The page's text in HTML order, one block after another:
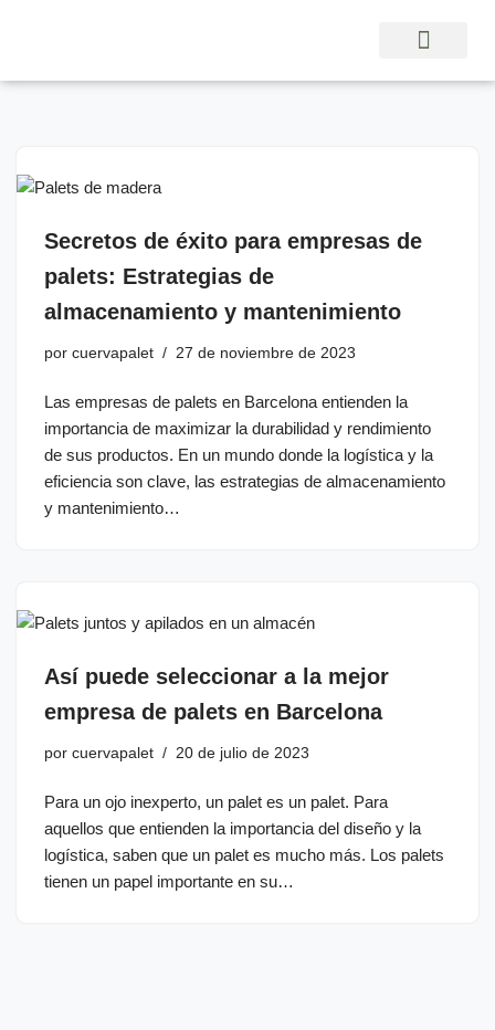
al
Secretos de éxito para empresas de
palets: Estrategias de
almacenamiento y mantenimiento
por cuervapalet 27 de noviembre de 2023
Las empresas de palets en Barcelona entienden la
importancia de maximizar la durabilidad y rendimiento
de sus productos. En un mundo donde la logística y la
eficiencia son clave, las estrategias de almacenamiento
y mantenimiento…
Así puede seleccionar a la mejor
empresa de palets en Barcelona
por cuervapalet 20 de julio de 2023
Para un ojo inexperto, un palet es un palet. Para
aquellos que entienden la importancia del diseño y la
logística, saben que un palet es mucho más. Los palets
tienen un papel importante en su…